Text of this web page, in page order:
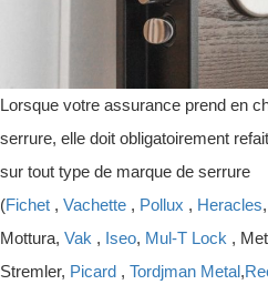
Lorsque votre assurance prend en
serrure, elle doit obligatoirement
sur tout type de marque de serrure
(Fichet , Vachette , Pollux , Heracles,
Mottura, Vak , Iseo, Mul-T Lock ,
Stremler, Picard , Tordjman Metal,